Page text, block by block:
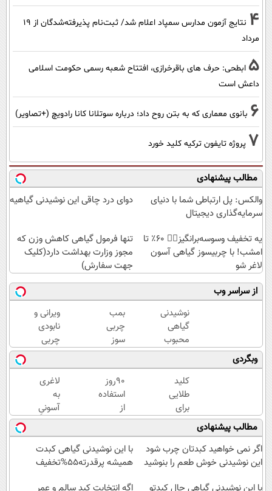
4
نتایج آزمون مدارس سمپاد اعلام شد/ ثبت‌نام پذیرفته‌شدگان از ۱۹
مرداد
5 ابطحی: حرف های باقرخرازی، افتتاح شعبه رسمی حکومت اسلامی
داعش است
6 بانوی معماری که به بتن روح داد؛ درباره سوتلانا کانا رادویچ (+تصاویر)
7 پروژه تایفون ترکیه کلید خورد
مطالب پیشنهادی
والکس: پل ارتباطی شما با دنیای
سرمایه‌گذاری دیجیتال
دوای درد چاقی این نوشیدنی گیاهیه
یه تخفیف وسوسه‌برانگیز👈🏻 60٪ تا
امشب! با چربیسوز گیاهی آسون
لاغر شو
تنها فرمول گیاهی کاهش وزن که
مجوز وزارت بهداشت دارد(کلیک
جهت سفارش)
از سراسر وب
نوشیدنی
گیاهی
محبوب
برای
افراد
دارای
اضافه
وزن!
60%تخفیف
بمب
چربی
سوز
گیاهی!
با این
چربی
سوز به
سرعرت
نور لاغر
شو با
مجوز
بهداشت
ویرانی و
نابودی
چربی
های
شکم و
پهلو با
این
نوشیدنی
گیاهی
وبگردی
کلید
طلایی
برای
سوزاندن
چربی
های
مزاحم
90روز
استفاده
از
چربیسوز
گیاهی
👋🏻
خدافظی
لاغری
به
آسونیِ
نوشیدن
یک
دمنوش
خوش
مطالب پیشنهادی
اگر نمی خواهید کبدتان چرب شود
این نوشیدنی خوش طعم را بنوشید
با این نوشیدنی گیاهی کبدت
همیشه پرقدرته55%تخفیف